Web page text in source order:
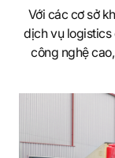
Với các cơ sở
dịch vụ logistics
công nghệ